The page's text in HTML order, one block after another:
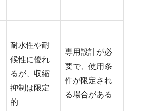
耐水性や耐
候性に優れ
るが、収縮
抑制は限定
的
専用設計が必
要で、使用条
件が限定され
る場合がある